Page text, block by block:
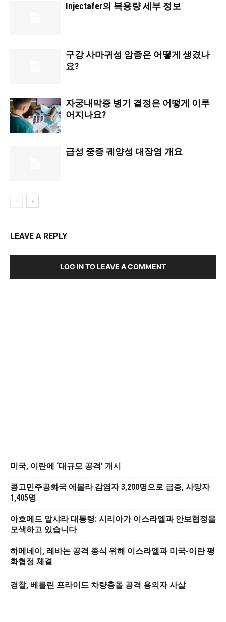
Injectafer의 복용량 세부 정보
구강 사마귀성 암종은 어떻게 생겼나
요?
자궁내막증 병기 결정은 어떻게 이루
어지나요?
급성 중증 궤양성 대장염 개요
LEAVE A REPLY
LOG IN TO LEAVE A COMMENT
미국, 이란에 ‘대규모 공격’ 개시
콩고민주공화국 에볼라 감염자 3,200명으로 급증, 사망자
1,405명
아흐메드 알샤라 대통령: 시리아가 이스라엘과 안보협정을
모색하고 있습니다
하메네이, 레바논 공격 종식 위해 이스라엘과 미국-이란 평
화협정 체결
경찰, 베를린 프라이드 차량충돌 공격 용의자 사살